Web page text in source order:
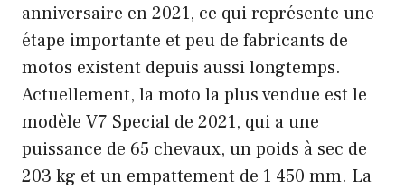
anniversaire en 2021, ce qui représente une
étape importante et peu de fabricants de
motos existent depuis aussi longtemps.
Actuellement, la moto la plus vendue est le
modèle V7 Special de 2021, qui a une
puissance de 65 chevaux, un poids à sec de
203 kg et un empattement de 1 450 mm. La